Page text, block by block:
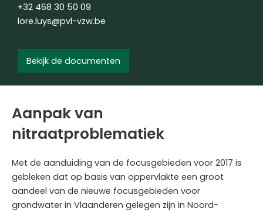
+32 468 30 50 09
lore.luys@pvl-vzw.be
Bekijk de documenten
Aanpak van
nitraatproblematiek
Met de aanduiding van de focusgebieden voor 2017 is
gebleken dat op basis van oppervlakte een groot
aandeel van de nieuwe focusgebieden voor
grondwater in Vlaanderen gelegen zijn in Noord-